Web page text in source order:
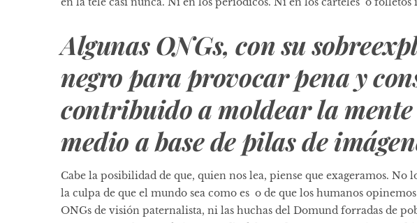
Algunas ONGs, con su
negro para provocar pena y
contribuido a moldear la
medio a base de pilas de
Cabe la posibilidad de que, quien nos lea, piense que exageramos. No
la culpa de que el mundo sea como es o de que los humanos
ONGs de visión paternalista, ni las huchas del Domund forradas de